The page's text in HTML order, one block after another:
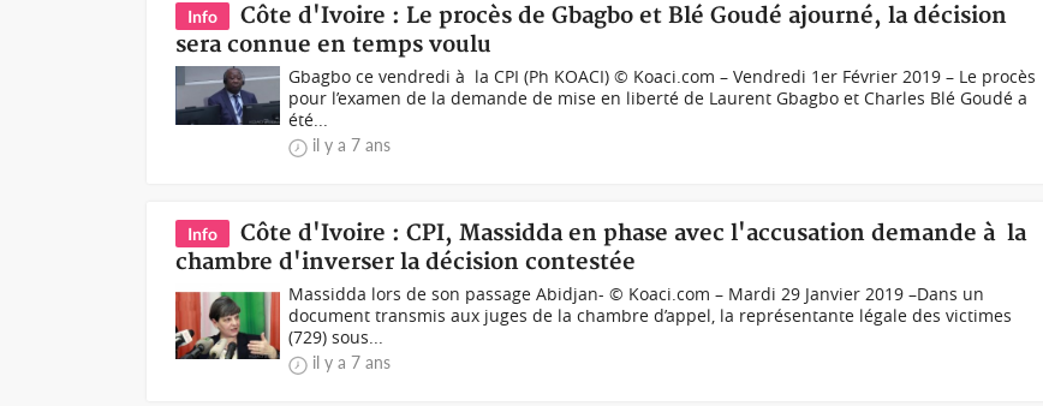
Info
Côte d'Ivoire : Le procès de Gbagbo et Blé Goudé ajourné, la décision
sera connue en temps voulu
Gbagbo ce vendredi à la CPI (Ph KOACI) © Koaci.com – Vendredi 1er Février 2019 – Le procès
pour l’examen de la demande de mise en liberté de Laurent Gbagbo et Charles Blé Goudé a
été...
il y a 7 ans
Info
Côte d'Ivoire : CPI, Massidda en phase avec l'accusation demande à la
chambre d'inverser la décision contestée
Massidda lors de son passage Abidjan- © Koaci.com – Mardi 29 Janvier 2019 –Dans un
document transmis aux juges de la chambre d’appel, la représentante légale des victimes
(729) sous...
il y a 7 ans